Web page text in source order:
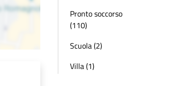
Pronto soccorso
(110)
Scuola (2)
Villa (1)